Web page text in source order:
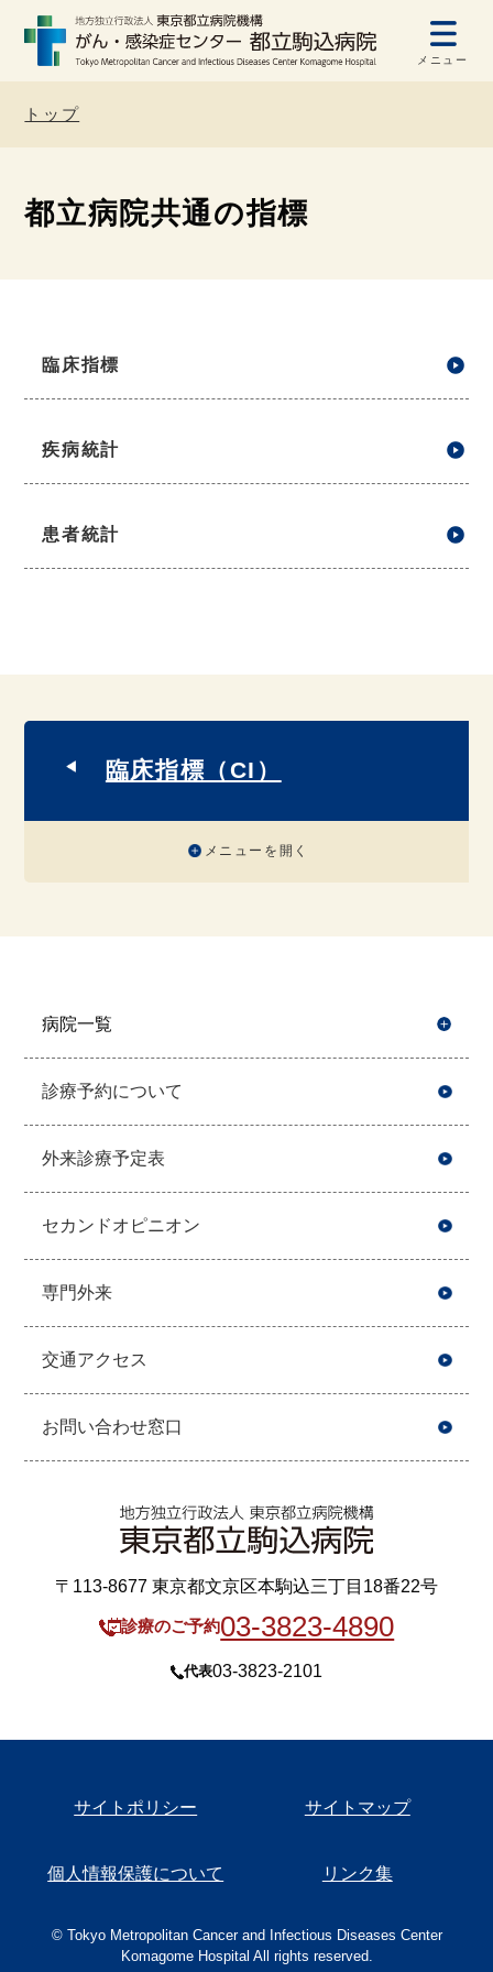
メニュー
トップ
都立病院共通の指標
臨床指標
疾病統計
患者統計
臨床指標（CI）
メニューを開く
病院一覧
診療予約について
外来診療予定表
セカンドオピニオン
専門外来
交通アクセス
お問い合わせ窓口
〒113-8677 東京都文京区本駒込三丁目18番22号
診療のご予約03-3823-4890
代表03-3823-2101
サイトポリシー サイトマップ
個人情報保護について リンク集
© Tokyo Metropolitan Cancer and Infectious Diseases Center
Komagome Hospital All rights reserved.